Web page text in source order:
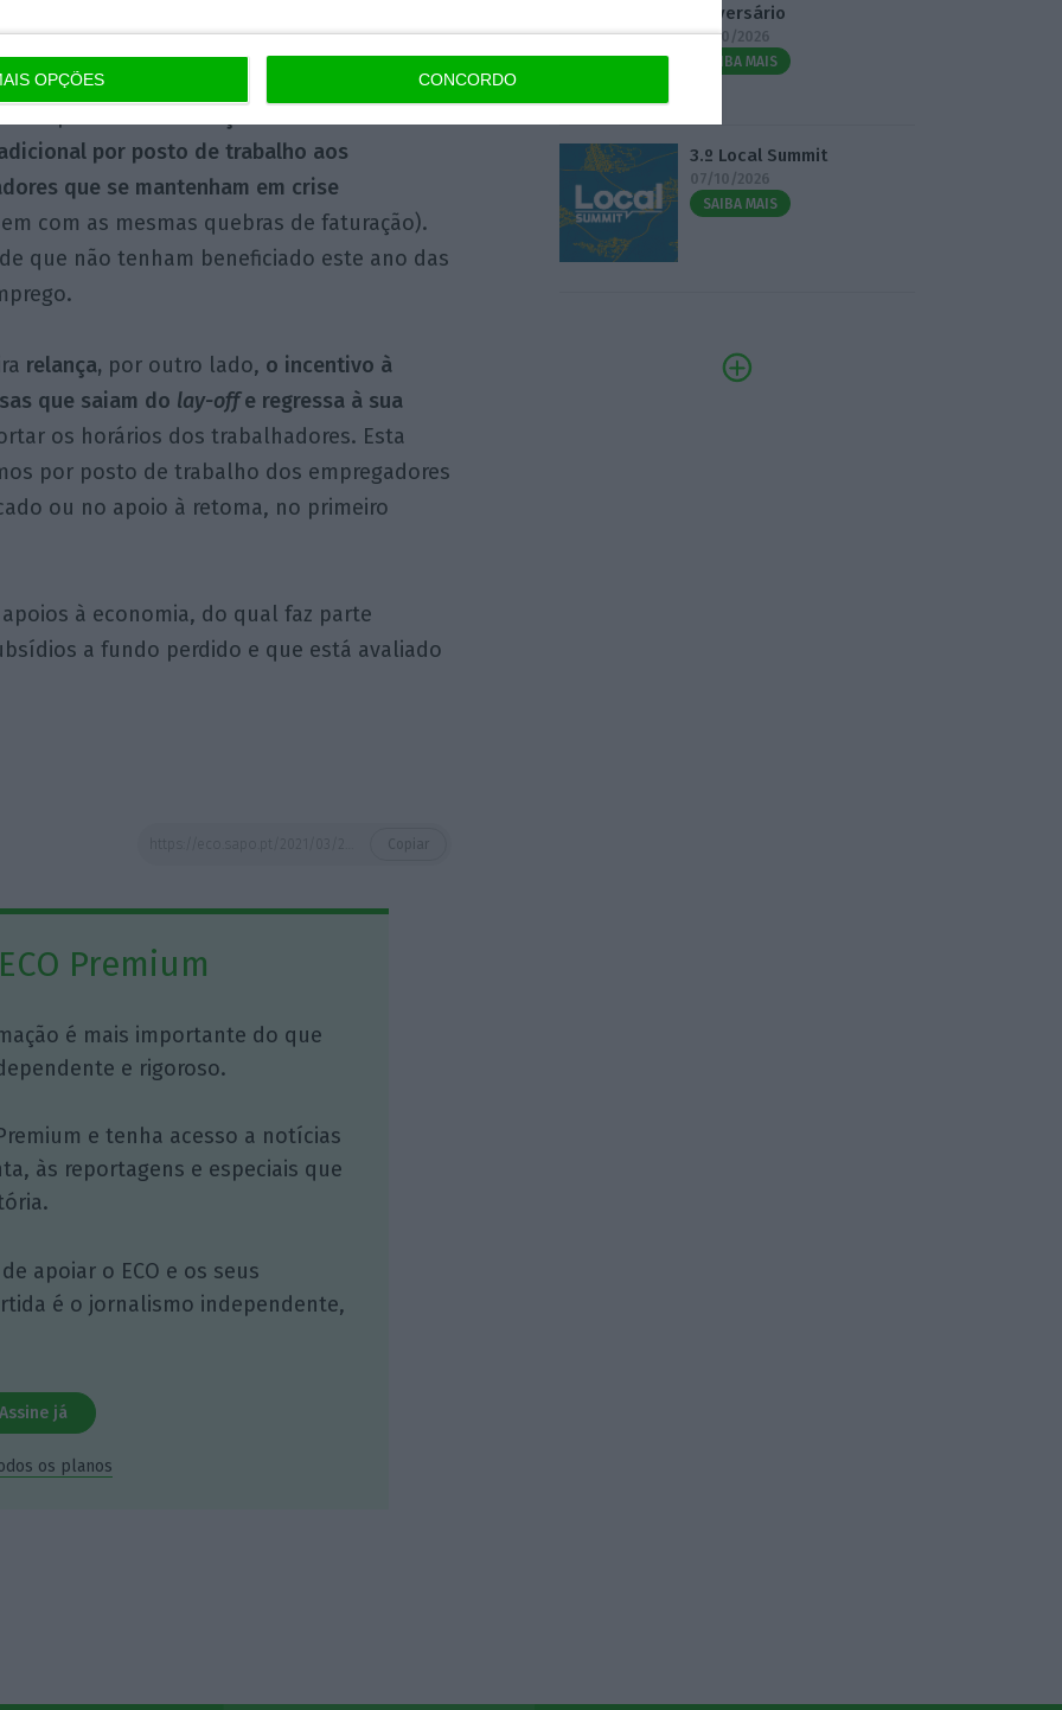
OPÇÕES CONCORDO
ao apoio simplificado às microempresas,
por posto de trabalho aos
que se mantenham em crise
com as mesmas quebras de faturação).
que não tenham beneficiado este ano das
relança, por outro lado, o incentivo à
que saiam do lay-offe regressa à sua
os horários dos trabalhadores. Esta
por posto de trabalho dos empregadores
ou no apoio à retoma, no primeiro
à economia, do qual faz parte
a fundo perdido e que está avaliado
Premium
é mais importante do que
e rigoroso.
e tenha acesso a notícias
às reportagens e especiais que
apoiar o ECO e os seus
é o jornalismo independente,
Assine já
os planos
Aniversário
14/10/2026
SAIBA MAIS
3.º Local Summit
07/10/2026
SAIBA MAIS